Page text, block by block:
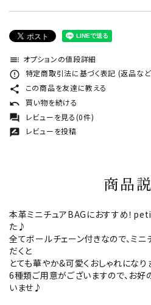
toc オプションの値段詳細
error_outline 特定商取引法に基づく表記 (返品な
share この商品を友達に教える
undo 買い物を続ける
forum レビューを見る(0件)
rate_review レビューを投稿
商品
本革ミニチュアBAGにおすすめ！
た♪
全てボールチェーン付きなので、ミニ
だくと
とても華やか&可愛くおしゃれになり
6種類ご用意がございますので、お好
いませ♪